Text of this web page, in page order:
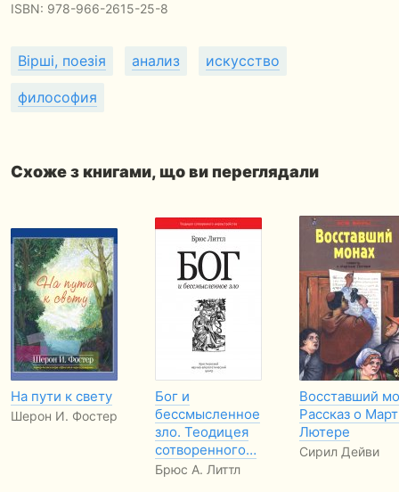
ISBN: 978-966-2615-25-8
Вірші, поезія анализ искусство
философия
Схоже з книгами, що ви переглядали
На пути к свету
Шерон И. Фостер
Бог и
бессмысленное
зло. Теодицея
сотворенного…
Брюс А. Литтл
Восставший
Рассказ о
Лютере
Сирил Дейви